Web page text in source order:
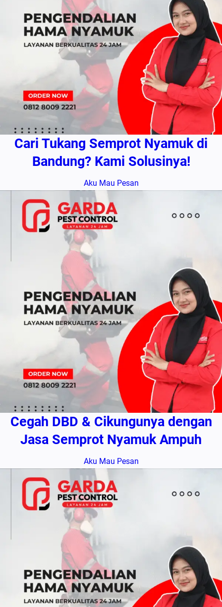
Cari Tukang Semprot Nyamuk di
Bandung? Kami Solusinya!
Aku Mau Pesan
Cegah DBD & Cikungunya dengan
Jasa Semprot Nyamuk Ampuh
Aku Mau Pesan